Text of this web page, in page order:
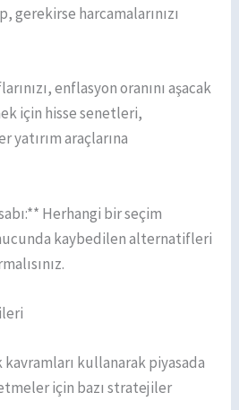
harcamalarınızı
enflasyon oranını aşacak
için hisse senetleri,
yatırım araçlarına
Herhangi bir seçim
kaybedilen alternatifleri
kullanarak piyasada
için bazı stratejiler